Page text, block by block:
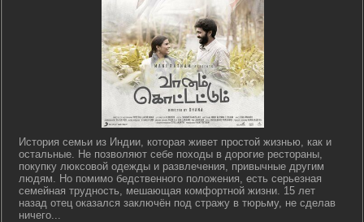
История семьи из Индии, которая живет простой жизнью, как и
остальные. Не позволяют себе походы в дорогие рестораны,
покупку люксовой одежды и развлечения, привычные другим
людям. Но помимо бедственного положения, есть серьезная
семейная трудность, мешающая комфортной жизни. 15 лет
назад отец оказался заключён под стражу в тюрьму, не сделав
ничего...